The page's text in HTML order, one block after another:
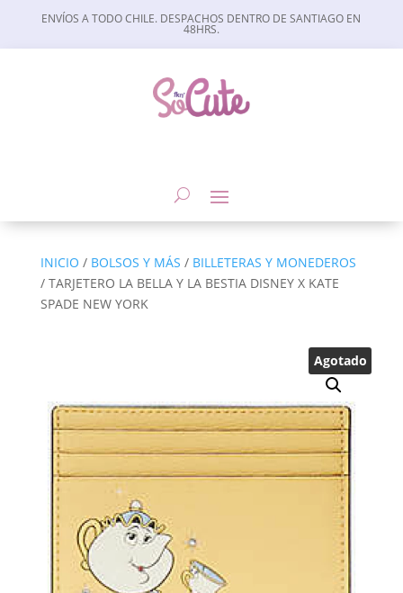
ENVÍOS A TODO CHILE. DESPACHOS DENTRO DE SANTIAGO EN
48HRS.
INICIO / BOLSOS Y MÁS / BILLETERAS Y MONEDEROS
/ TARJETERO LA BELLA Y LA BESTIA DISNEY X KATE
SPADE NEW YORK
Agotado